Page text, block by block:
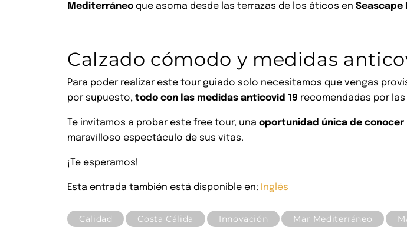
Mediterráneo que asoma desde las terrazas de los áticos en Seascape
Calzado cómodo y medidas
Para poder realizar este tour guiado solo necesitamos que vengas
por supuesto, todo con las medidas anticovid 19 recomendadas por
Te invitamos a probar este free tour, una oportunidad única de conocer
maravilloso espectáculo de sus vitas.
¡Te esperamos!
Esta entrada también está disponible en: Inglés
Calidad Costa Cálida Innovación Mar Mediterráneo